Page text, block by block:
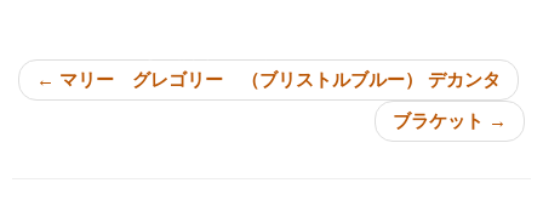
← マリー グレゴリー （ブリストルブルー） デカンタ
ブラケット →